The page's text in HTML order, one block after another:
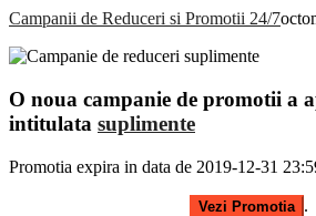
Campanii de Reduceri si Promotii 24/7
O noua campanie de promotii a
intitulata suplimente
Promotia expira in data de 2019-12-31
Vezi Promotia .